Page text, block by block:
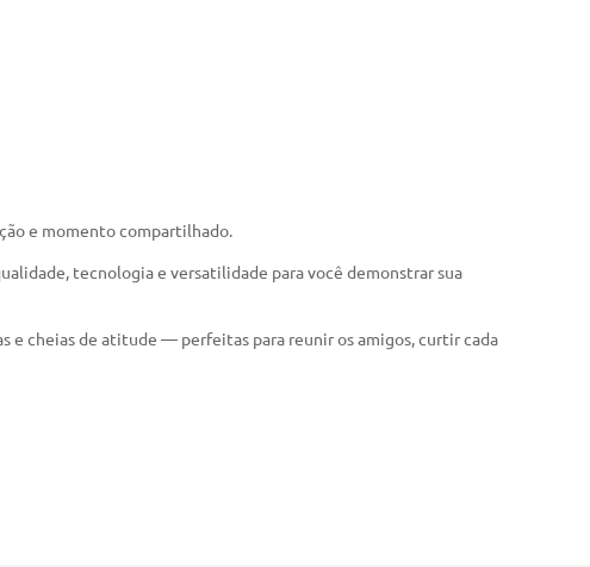
e momento compartilhado.
tecnologia e versatilidade para você demonstrar sua
e cheias de atitude — perfeitas para reunir os amigos, curtir cada